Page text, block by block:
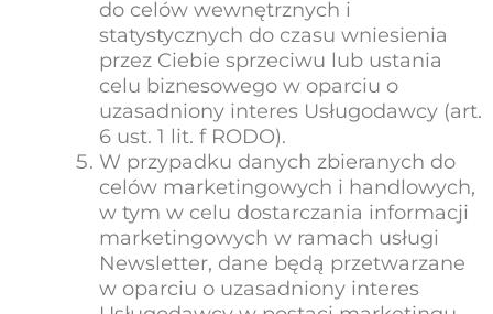
do celów wewnętrznych i
statystycznych do czasu wniesienia
przez Ciebie sprzeciwu lub ustania
celu biznesowego w oparciu o
uzasadniony interes Usługodawcy (art.
6 ust. 1 lit. f RODO).
W przypadku danych zbieranych do
celów marketingowych i handlowych,
w tym w celu dostarczania informacji
marketingowych w ramach usługi
Newsletter, dane będą przetwarzane
w oparciu o uzasadniony interes